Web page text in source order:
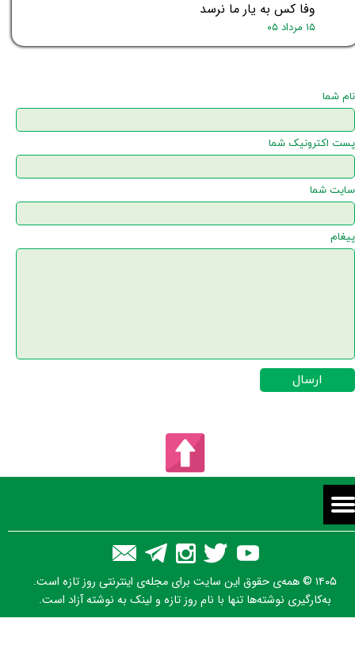
وفا کس به یار ما نرسد
۱۵ مرداد ۰۵
نام شما
پست اکترونیک شما
سایت شما
پیغام
ارسال
۱۴۰۵ © همه‌ی حقوق این سایت برای مجله‌ی اینترنتی روز تازه است.
به‌کارگیری نوشته‌ها تنها با نام روز تازه و لینک به نوشته آزاد است.